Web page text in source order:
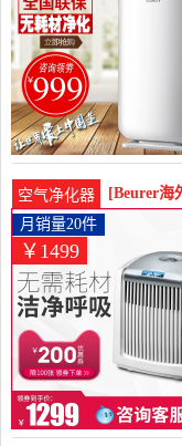
空气净化器
[Beurer海
耗材空气
￥1499
月销量20件